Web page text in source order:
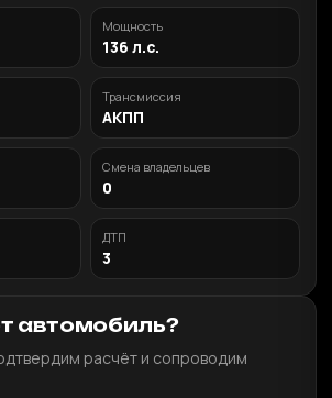
Мощность
136 л.с.
Трансмиссия
АКПП
Смена владельцев
0
ДТП
3
автомобиль?
расчёт и сопроводим